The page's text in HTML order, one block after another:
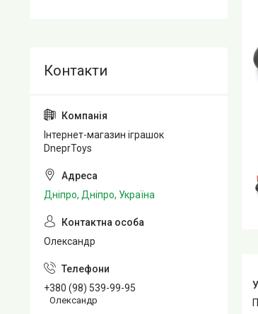
Інтернет-магазин іграшок
DneprToys
Дніпро, Дніпро, Україна
Олександр
+380 (98) 539-99-95
Олександр